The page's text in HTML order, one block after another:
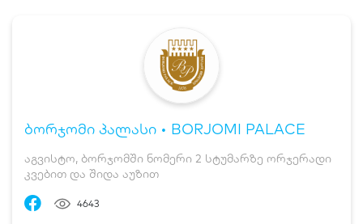
ბორჯომი პალასი • BORJOMI PALACE
აგვისტო, ბორჯომში ნომერი 2 სტუმარზე ორჯერადი
კვებით და შიდა აუზით
4643